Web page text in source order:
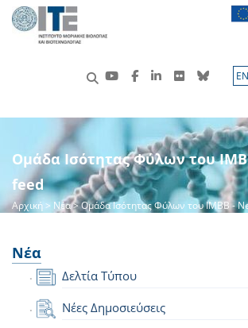
ΕN
Ομάδα Ισότητας Φύλων του
feed
Αρχική> Νέα> Ομάδα Ισότητας Φύλων του ΙΜΒΒ -
Νέα
Δελτία Τύπου
Νέες Δημοσιεύσεις